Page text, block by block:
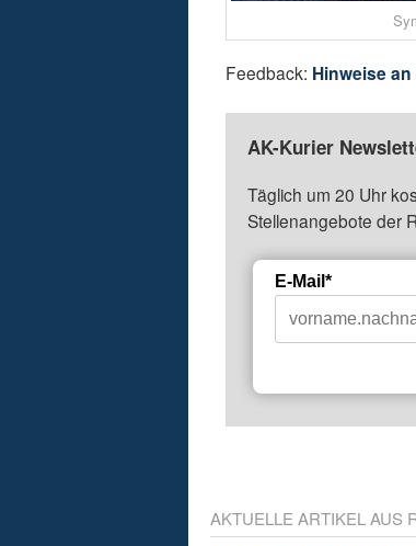
Feedback: Hinweise
AK-Kurier
Täglich um 20 Uhr
Stellenangebote der
E-Mail*
AKTUELLE ARTIKEL AUS